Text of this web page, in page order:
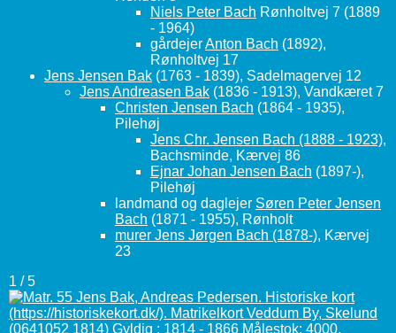
Niels Peter Bach Rønholtvej 7 (1889
- 1964)
gårdejerAnton Bach (1892),
Rønholtvej 17
Jens Jensen Bak (1763 - 1839), Sadelmagervej 12
Jens Andreasen Bak (1836 - 1913), Vandkæret 7
Christen Jensen Bach (1864 - 1935),
Pilehøj
Jens Chr. Jensen Bach (1888 - 1923),
Bachsminde, Kærvej 86
Ejnar Johan Jensen Bach (1897-),
Pilehøj
landmand og daglejer Søren Peter Jensen
Bach (1871 - 1955), Rønholt
murer Jens Jørgen Bach (1878-), Kærvej
23
1 / 5